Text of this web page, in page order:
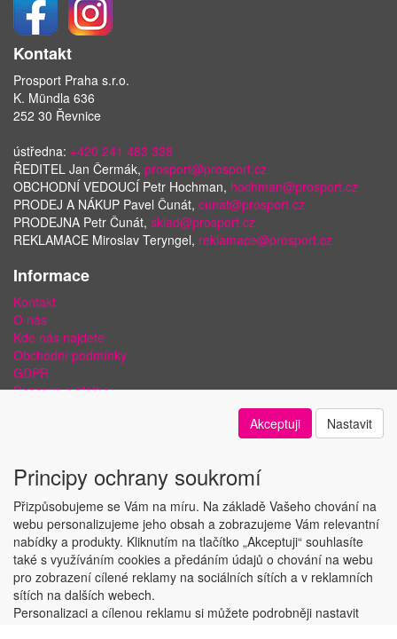
Kontakt
Prosport Praha s.r.o.
K. Mündla 636
252 30 Řevnice
ústředna: +420 241 483 338
ŘEDITEL Jan Čermák, prosport@prosport.cz
OBCHODNÍ VEDOUCÍ Petr Hochman, hochman@prosport.cz
PRODEJ A NÁKUP Pavel Čunát, cunat@prosport.cz
PRODEJNA Petr Čunát, sklad@prosport.cz
REKLAMACE Miroslav Teryngel, reklamace@prosport.cz
Informace
Kontakt
O nás
Kde nás najdete
Obchodní podmínky
GDPR
Doprava a platba
Copyright © ABRA Software a.s. 2018
Akceptuji Nastavit
Principy ochrany soukromí
Přizpůsobujeme se Vám na míru. Na základě Vašeho chování na
webu personalizujeme jeho obsah a zobrazujeme Vám relevantní
nabídky a produkty. Kliknutím na tlačítko „Akceptuji“ souhlasíte
také s využíváním cookies a předáním údajů o chování na webu
pro zobrazení cílené reklamy na sociálních sítích a v reklamních
sítích na dalších webech.
Personalizaci a cílenou reklamu si můžete podrobněji nastavit